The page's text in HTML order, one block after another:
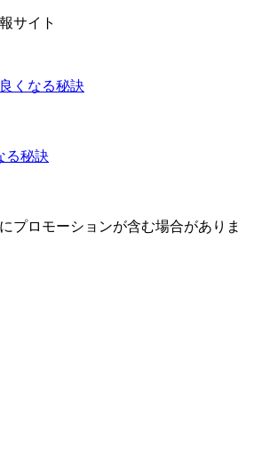
サイト
くなる秘訣
る秘訣
プロモーションが含む場合がありま